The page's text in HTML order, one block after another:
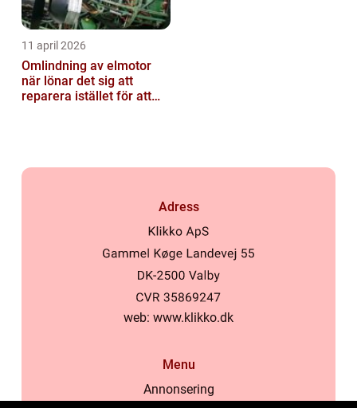
11 april 2026
Omlindning av elmotor
när lönar det sig att
reparera istället för att
Adress
web: www.klikko.dk
Menu
Annonsering